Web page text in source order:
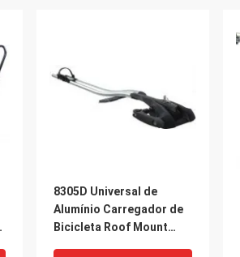
8305D Universal de
Alumínio Carregador de
Bicicleta Roof Mount